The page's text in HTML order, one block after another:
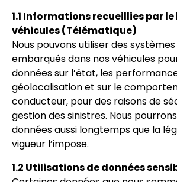
1.1 Informations recueillies par
véhicules (Télématique)
Nous pouvons utiliser des
embarqués dans nos véhicules
données sur l’état, les
géolocalisation et sur le
conducteur, pour des raisons de
gestion des sinistres. Nous
données aussi longtemps que la
vigueur l’impose.
1.2 Utilisations de données